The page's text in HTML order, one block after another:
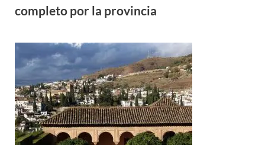
completo por la provincia